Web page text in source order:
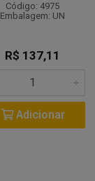
Código: 4975
Embalagem: UN
R$ 137,11
Adicionar